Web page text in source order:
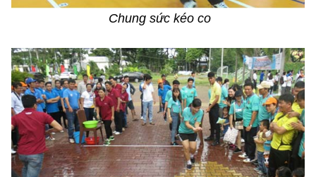
Chung sức kéo co